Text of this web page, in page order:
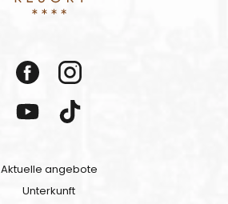
Aktuelle angebote
Unterkunft